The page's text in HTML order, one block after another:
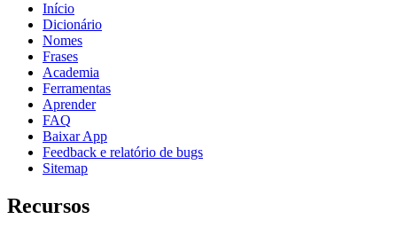
Início
Dicionário
Nomes
Frases
Academia
Ferramentas
Aprender
FAQ
Baixar App
Feedback e relatório de bugs
Sitemap
Recursos